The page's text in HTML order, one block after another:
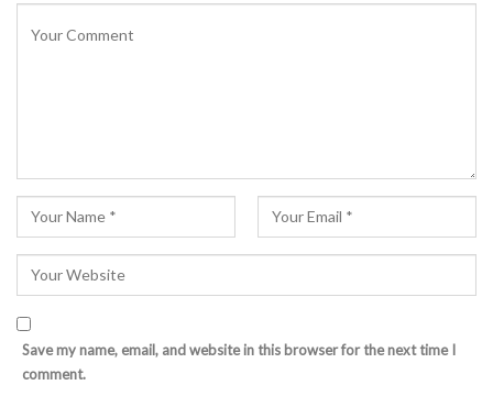
Save my name, email, and website in this browser for the next time I
comment.